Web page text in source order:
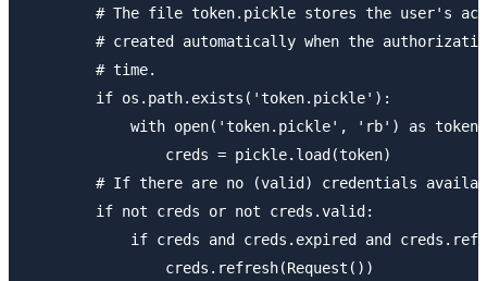
# The file token.pickle stores the user's
# created automatically when the
        # time.
        if os.path.exists('token.pickle'):
            with open('token.pickle', 'rb') as token:
                creds = pickle.load(token)
# If there are no (valid) credentials
        if not creds or not creds.valid:
if creds and creds.expired and
                creds.refresh(Request())